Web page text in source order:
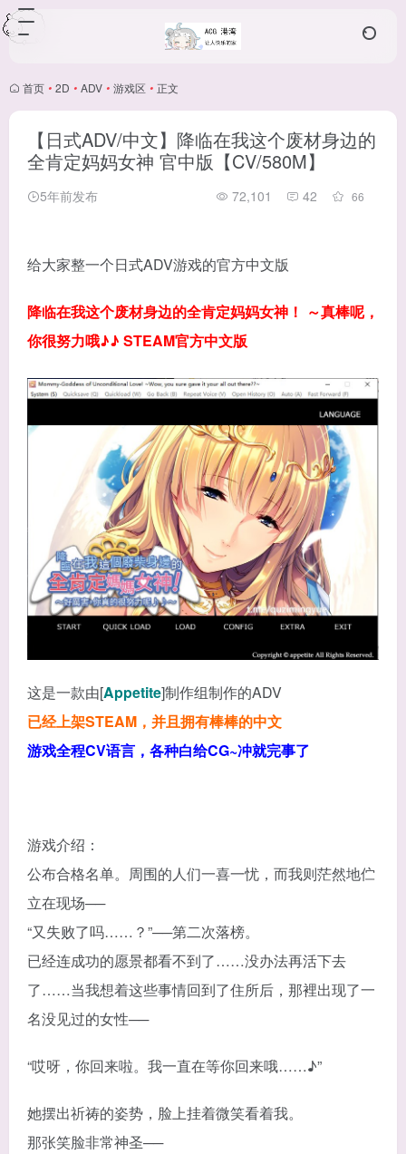
首页 • 2D • ADV • 游戏区 • 正文
【日式ADV/中文】降临在我这个废材身边的
全肯定妈妈女神 官中版【CV/580M】
5年前发布 72,101 42 66
给大家整一个日式ADV游戏的官方中文版
降临在我这个废材身边的全肯定妈妈女神！ ～真棒呢，
你很努力哦♪♪ STEAM官方中文版
这是一款由[Appetite]制作组制作的ADV
已经上架STEAM，并且拥有棒棒的中文
游戏全程CV语言，各种白给CG~冲就完事了
游戏介绍：
公布合格名单。周围的人们一喜一忧，而我则茫然地伫
立在现场──
“又失败了吗……？”──第二次落榜。
已经连成功的愿景都看不到了……没办法再活下去
了……当我想着这些事情回到了住所后，那裡出现了一
名没见过的女性──
“哎呀，你回来啦。我一直在等你回来哦……♪”
她摆出祈祷的姿势，脸上挂着微笑看着我。
那张笑脸非常神圣──